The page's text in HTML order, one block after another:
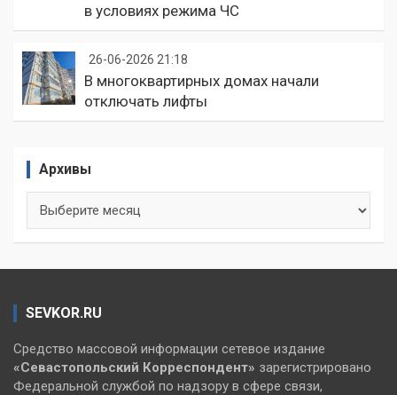
в условиях режима ЧС
26-06-2026 21:18
В многоквартирных домах начали
отключать лифты
Архивы
SEVKOR.RU
Средство массовой информации сетевое издание
«Севастопольский Корреспондент» зарегистрировано
Федеральной службой по надзору в сфере связи,